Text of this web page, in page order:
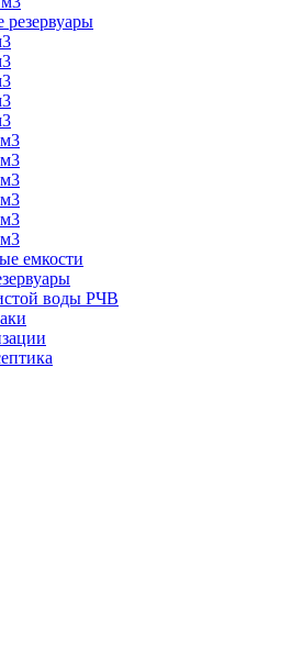
резервуары
емкости
воды РЧВ